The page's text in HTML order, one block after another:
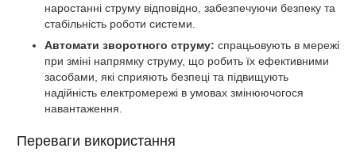
наростанні струму відповідно, забезпечуючи безпеку та
стабільність роботи системи.
Автомати зворотного струму: спрацьовують в мережі
при зміні напрямку струму, що робить їх ефективними
засобами, які сприяють безпеці та підвищують
надійність електромережі в умовах змінюючогося
навантаження.
Переваги використання